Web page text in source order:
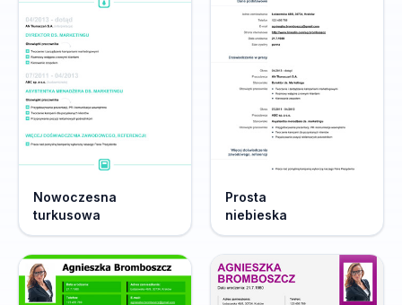
Nowoczesna
turkusowa
Prosta
niebieska